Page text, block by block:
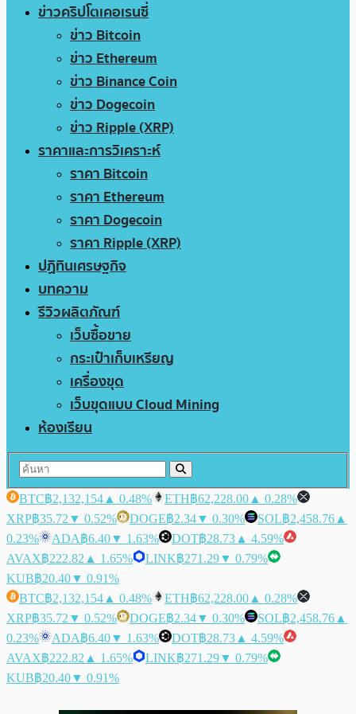
ข่าวคริปโตเคอเรนซี่
ข่าว Bitcoin
ข่าว Ethereum
ข่าว Binance Coin
ข่าว Dogecoin
ข่าว Ripple (XRP)
ราคาและการวิเคราะห์
ราคา Bitcoin
ราคา Ethereum
ราคา Dogecoin
ราคา Ripple (XRP)
ปฏิทินเศรษฐกิจ
บทความ
รีวิวผลิตภัณฑ์
เว็บซื้อขาย
กระเป๋าเก็บเหรียญ
เครื่องขุด
เว็บขุดแบบ Cloud Mining
ห้องเรียน
BTC฿2,132,154 ▲ 0.48% ETH฿62,228.00 ▲ 0.28%
XRP฿35.72 ▼ 0.52% DOGE฿2.34▼ 0.30% SOL฿2,458.76 ▲
0.23%
ADA฿6.40▼ 1.63% DOT฿28.73 ▲ 4.59%
AVAX฿222.82 ▲ 1.65% LINK฿271.29▼ 0.79%
KUB฿20.40▼ 0.91%
BTC฿2,132,154 ▲ 0.48% ETH฿62,228.00 ▲ 0.28%
XRP฿35.72 ▼ 0.52% DOGE฿2.34▼ 0.30% SOL฿2,458.76 ▲
0.23%
ADA฿6.40▼ 1.63% DOT฿28.73 ▲ 4.59%
AVAX฿222.82 ▲ 1.65% LINK฿271.29▼ 0.79%
KUB฿20.40▼ 0.91%